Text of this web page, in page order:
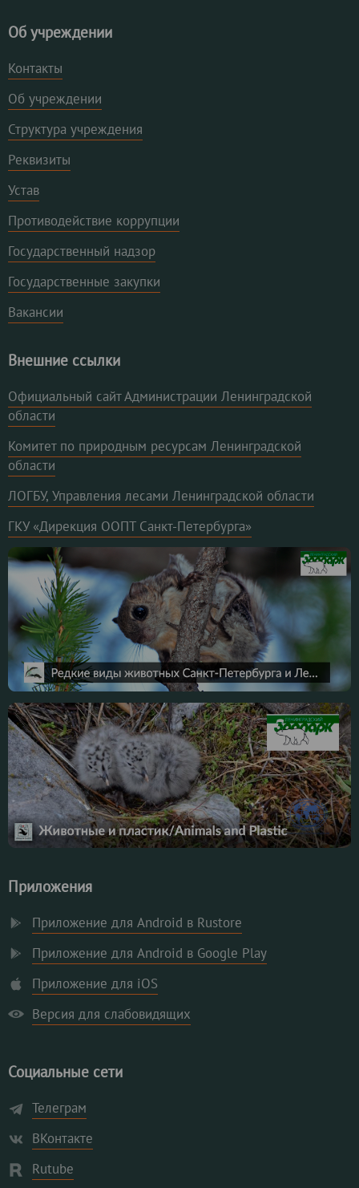
Об учреждении
Контакты
Об учреждении
Структура учреждения
Реквизиты
Устав
Противодействие коррупции
Государственный надзор
Государственные закупки
Вакансии
Внешние ссылки
Официальный сайт Администрации Ленинградской
области
Комитет по природным ресурсам Ленинградской
области
ЛОГБУ, Управления лесами Ленинградской области
ГКУ «Дирекция ООПТ Санкт-Петербурга»
Приложения
Приложение для Android в Rustore
Приложение для Android в Google Play
Приложение для iOS
Версия для слабовидящих
Социальные сети
Телеграм
ВКонтакте
Rutube